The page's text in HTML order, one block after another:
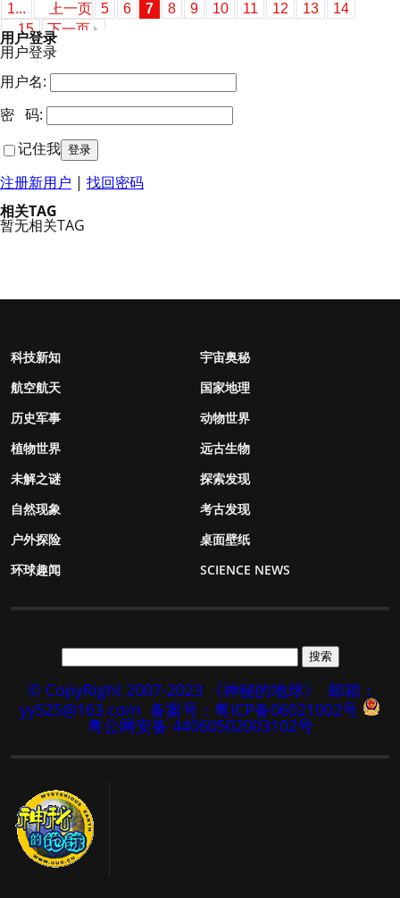
1... 上一页 5 6 7 8 9 10 11 12 13
14
...15
下一页
用户登录
用户登录
用户名:
密 码:
记住我
注册新用户 | 找回密码
相关TAG
暂无相关TAG
科技新知
宇宙奥秘
航空航天
国家地理
历史军事
动物世界
植物世界
远古生物
未解之谜
探索发现
自然现象
考古发现
户外探险
桌面壁纸
环球趣闻
SCIENCE NEWS
© CopyRight 2007-2023 《神秘的地球》
邮箱：
yy525@163.com 备案号：粤ICP备06021002号
粤公网安备 44060502003102号